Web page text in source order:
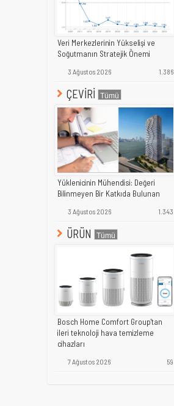
Veri Merkezlerinin Yükselişi ve
Soğutmanın Stratejik Önemi
3 Ağustos 2026 1.386
ÇEVİRİ
Yüklenicinin Mühendisi: Değeri
Bilinmeyen Bir Katkıda Bulunan
3 Ağustos 2026 1.343
ÜRÜN
Bosch Home Comfort Group'tan
ileri teknoloji hava temizleme
cihazları
7 Ağustos 2026 59